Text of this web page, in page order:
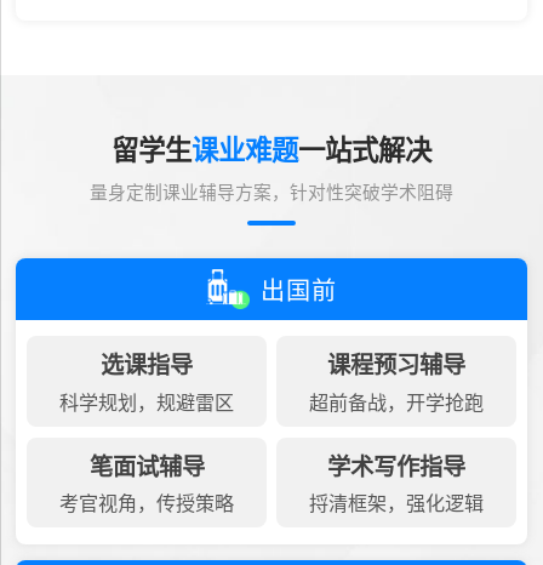
留学生课业难题一站式解决
量身定制课业辅导方案，针对性突破学术阻碍
出国前
选课指导
科学规划，规避雷区
课程预习辅导
超前备战，开学抢跑
笔面试辅导
考官视角，传授策略
学术写作指导
捋清框架，强化逻辑